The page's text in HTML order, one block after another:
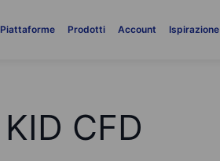
Piattaforme Prodotti Account Ispirazione
KID CFD